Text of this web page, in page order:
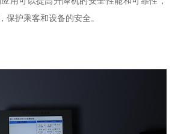
保护乘客和设备的安全。